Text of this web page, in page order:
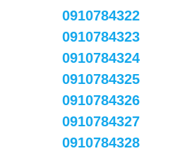
0910784322
0910784323
0910784324
0910784325
0910784326
0910784327
0910784328